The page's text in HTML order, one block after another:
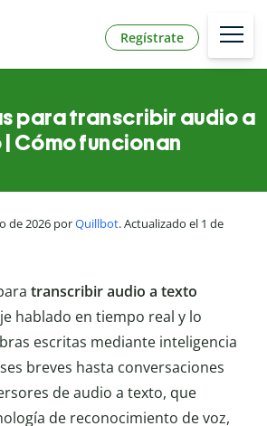
Regístrate
para transcribir audio a
Cómo funcionan
de 2026 porQuillbot. Actualizado el 1 de
transcribir audio a texto
hablado en tiempo real y lo
escritas mediante inteligencia
breves hasta conversaciones
de audio a texto, que
de reconocimiento de voz,